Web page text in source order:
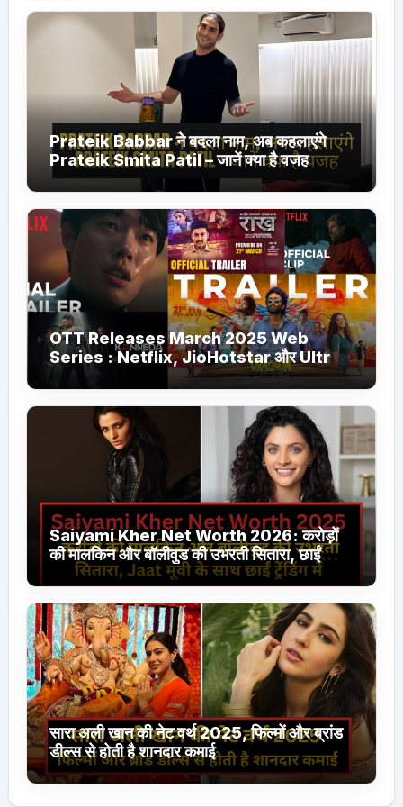
Prateik Babbar ने बदला नाम, अब कहलाएंगे
Prateik Smita Patil – जानें क्या है वजह
OTT Releases March 2025 Web
Series : Netflix, JioHotstar और Ultra
Jhakaas पर नई वेब सीरीज और फिल्में
Saiyami Kher Net Worth 2026: करोड़ों
की मालकिन और बॉलीवुड की उभरती सितारा, छाईं
ट्रेंडिंग में
सारा अली खान की नेट वर्थ 2025, फिल्मों और ब्रांड
डील्स से होती है शानदार कमाई